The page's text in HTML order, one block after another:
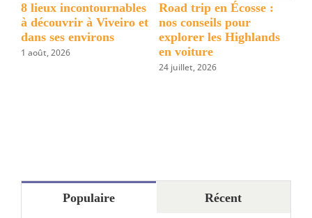
en Écosse :
pour
les Highlands
Un week-end à Paris
entre sport, culture et
découvertes
surprenantes
Visiter
Géorgie :
choses à voir
Populaire Récent